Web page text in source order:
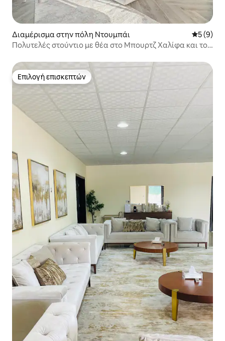
Διαμέρισμα στην πόλη Ντουμπάι Μέση
5 (9)
Πολυτελές στούντιο με θέα στο Μπουρτζ Χαλίφα και το
Επιλογή επισκεπτών
Επιλογή επισκεπτών